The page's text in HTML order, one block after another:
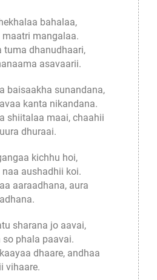
bahalaa,
mangalaa.
tuma dhanudhaari,
asavaarii.
baisaakha sunandana,
kanta nikandana.
shiitalaa maai, chaahii
dhuraai.
kichhu hoi,
aushadhii koi.
aaraadhana, aura
sharana jo aavai,
phala paavai.
dhaare, andhaa
vihaare.